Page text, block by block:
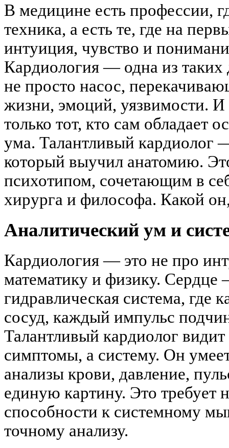
В медицине есть профессии,
техника, а есть те, где на
интуиция, чувство и
Кардиология — одна из
не просто насос,
жизни, эмоций, уязвимости. И
только тот, кто сам обладает
ума. Талантливый кардиолог
который выучил анатомию.
психотипом, сочетающим в
хирурга и философа. Какой
Аналитический ум и
Кардиология — это не про
математику и физику.
гидравлическая система, где
сосуд, каждый импульс
Талантливый кардиолог
симптомы, а систему. Он
анализы крови, давление,
единую картину. Это требует
способности к системному
точному анализу.